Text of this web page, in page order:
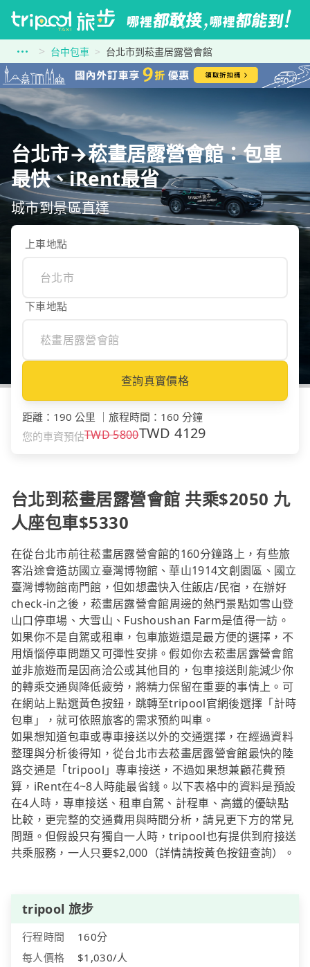
台中包車 台北市到菘畫居露營會館
台北市→菘畫居露營會館：包車
最快、iRent最省
城市到景區直達
上車地點
下車地點
查詢真實價格
距離 ： 190 公里 旅程時間 ： 160 分鐘
您的車資預估TWD5800TWD4129
台北到菘畫居露營會館 共乘$2050 九
人座包車$5330
在從台北市前往菘畫居露營會館的160分鐘路上，有些旅
客沿途會造訪國立臺灣博物館、華山1914文創園區、國立
臺灣博物館南門館，但如想盡快入住飯店/民宿，在辦好
check-in之後，菘畫居露營會館周邊的熱門景點如雪山登
山口停車場、大雪山、Fushoushan Farm是值得一訪。
如果你不是自駕或租車，包車旅遊還是最方便的選擇，不
用煩惱停車問題又可彈性安排。假如你去菘畫居露營會館
並非旅遊而是因商洽公或其他目的，包車接送則能減少你
的轉乘交通與降低疲勞，將精力保留在重要的事情上。可
在網站上點選黃色按鈕，跳轉至tripool官網後選擇「計時
包車」，就可依照旅客的需求預約叫車。
如果想知道包車或專車接送以外的交通選擇，在經過資料
整理與分析後得知，從台北市去菘畫居露營會館最快的陸
路交通是「tripool」專車接送，不過如果想兼顧花費預
算，iRent在4~8人時能最省錢。以下表格中的資料是預設
在4人時，專車接送、租車自駕、計程車、高鐵的優缺點
比較，更完整的交通費用與時間分析，請見更下方的常見
問題。但假設只有獨自一人時，tripool也有提供到府接送
共乘服務，一人只要$2,000（詳情請按黃色按鈕查詢）。
tripool 旅步
行程時間
160分
每人價格
$1,030/人